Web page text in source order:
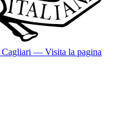
Cagliari — Visita la pagina